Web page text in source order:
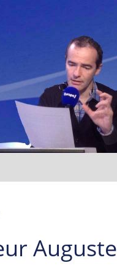
Auguste